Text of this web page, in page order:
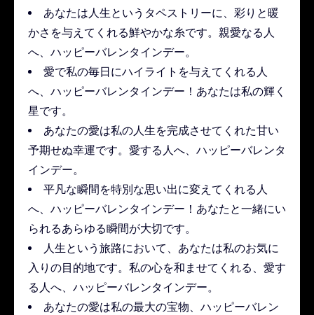
あなたは人生というタペストリーに、彩りと暖
かさを与えてくれる鮮やかな糸です。親愛なる人
へ、ハッピーバレンタインデー。
愛で私の毎日にハイライトを与えてくれる人
へ、ハッピーバレンタインデー！あなたは私の輝く
星です。
あなたの愛は私の人生を完成させてくれた甘い
予期せぬ幸運です。愛する人へ、ハッピーバレンタ
インデー。
平凡な瞬間を特別な思い出に変えてくれる人
へ、ハッピーバレンタインデー！あなたと一緒にい
られるあらゆる瞬間が大切です。
人生という旅路において、あなたは私のお気に
入りの目的地です。私の心を和ませてくれる、愛す
る人へ、ハッピーバレンタインデー。
あなたの愛は私の最大の宝物、ハッピーバレン